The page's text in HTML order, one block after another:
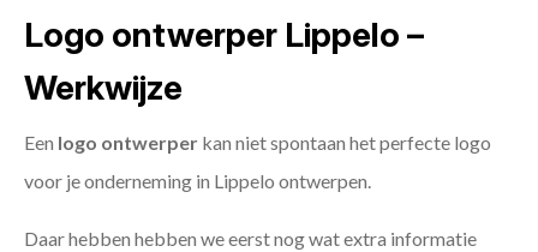
Logo ontwerper Lippelo –
Werkwijze
Een logo ontwerper kan niet spontaan het perfecte logo
voor je onderneming in Lippelo ontwerpen.
Daar hebben hebben we eerst nog wat extra informatie